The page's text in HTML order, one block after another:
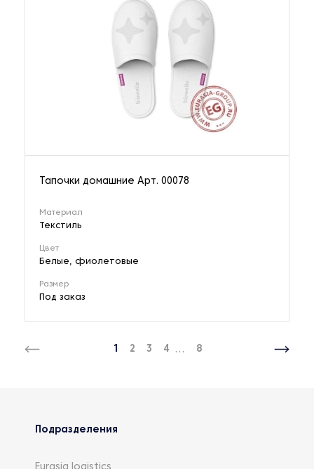
Тапочки домашние Арт. 00078
Материал
Текстиль
Цвет
Белые, фиолетовые
Размер
Под заказ
1 2 3 4 ... 8
Подразделения